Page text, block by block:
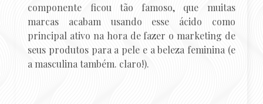
componente ficou tão famoso, que muitas
marcas acabam usando esse ácido como
principal ativo na hora de fazer o marketing de
seus produtos para a pele e a beleza feminina (e
a masculina também. claro!).